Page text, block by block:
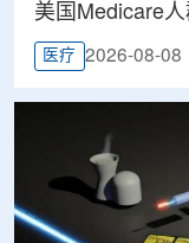
美国Medicare
医疗 2026-08-08